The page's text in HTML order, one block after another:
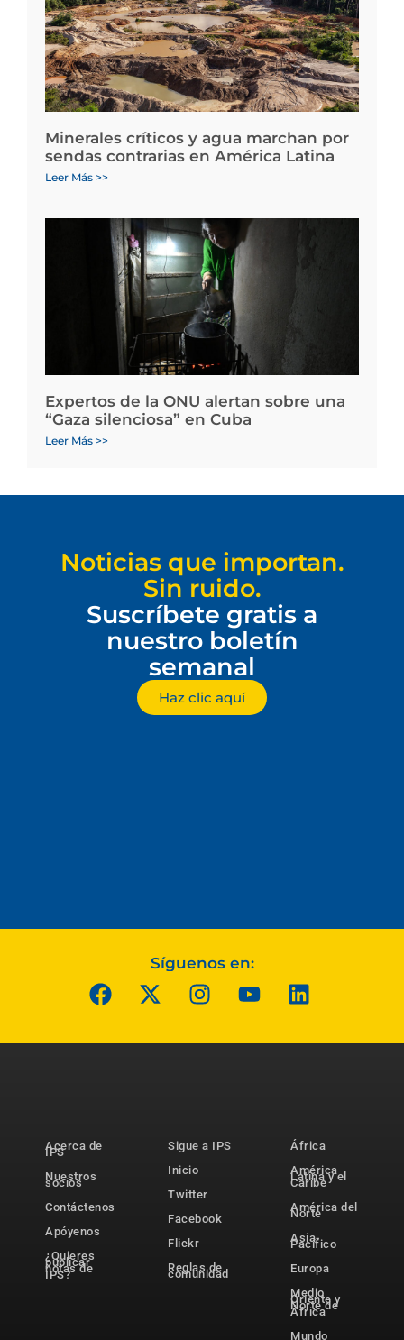
Minerales críticos y agua marchan por
sendas contrarias en América Latina
Leer Más >>
Expertos de la ONU alertan sobre una
“Gaza silenciosa” en Cuba
Leer Más >>
Noticias que importan.
Sin ruido.
Suscríbete gratis a
nuestro boletín
semanal
Haz clic aquí
Síguenos en:
Acerca de
IPS
Nuestros
socios
Contáctenos
Apóyenos
¿Quieres
publicar
notas de
IPS?
Sigue a IPS
Inicio
Twitter
Facebook
Flickr
Reglas de
comunidad
África
América
Latina y el
Caribe
América del
Norte
Asia-
Pacífico
Europa
Medio
Oriente y
Norte de
África
Mundo